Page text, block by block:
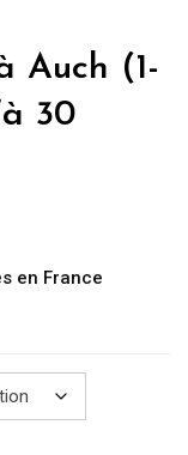
Auch (1-
30
en France